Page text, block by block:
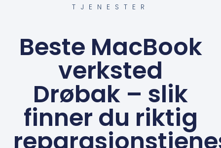
TJENESTER
Beste MacBook
verksted
Drøbak – slik
finner du riktig